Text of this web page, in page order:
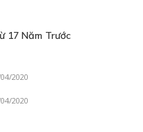
17 Năm Trước
2020
2020